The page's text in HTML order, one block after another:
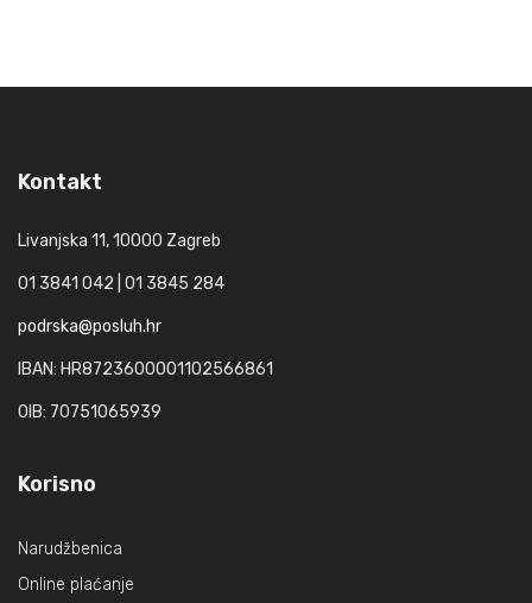
Kontakt
Livanjska 11, 10000 Zagreb
01 3841 042 | 01 3845 284
podrska@posluh.hr
IBAN: HR8723600001102566861
OIB: 70751065939
Korisno
Narudžbenica
Online plaćanje